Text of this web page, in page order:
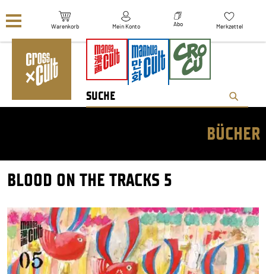
Warenkorb Mein Konto Abo Merkzettel
BÜCHER
BLOOD ON THE TRACKS 5